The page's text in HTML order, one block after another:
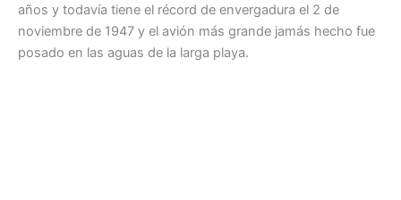
años y todavía tiene el récord de envergadura el 2 de
noviembre de 1947 y el avión más grande jamás hecho fue
posado en las aguas de la larga playa.